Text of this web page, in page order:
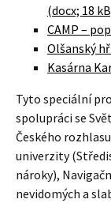
(docx; 18
CAMP –
Olšanský
Kasárna
Tyto speciální
spolupráci se
Českého
univerzity
nároky),
nevidomých a